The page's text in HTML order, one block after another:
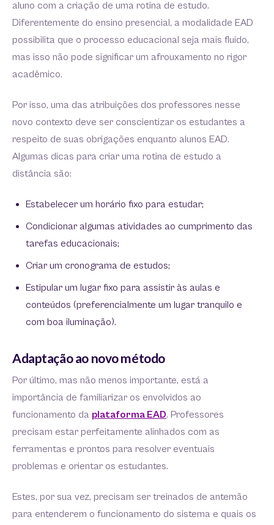
aluno com a criação de uma rotina de estudo.
Diferentemente do ensino presencial, a modalidade EAD
possibilita que o processo educacional seja mais fluido,
mas isso não pode significar um afrouxamento no rigor
acadêmico.
Por isso, uma das atribuições dos professores nesse
novo contexto deve ser conscientizar os estudantes a
respeito de suas obrigações enquanto alunos EAD.
Algumas dicas para criar uma rotina de estudo a
distância são:
Estabelecer um horário fixo para estudar;
Condicionar algumas atividades ao cumprimento das
tarefas educacionais;
Criar um cronograma de estudos;
Estipular um lugar fixo para assistir às aulas e
conteúdos (preferencialmente um lugar tranquilo e
com boa iluminação).
Adaptação ao novo método
Por último, mas não menos importante, está a
importância de familiarizar os envolvidos ao
funcionamento da plataforma EAD. Professores
precisam estar perfeitamente alinhados com as
ferramentas e prontos para resolver eventuais
problemas e orientar os estudantes.
Estes, por sua vez, precisam ser treinados de antemão
para entenderem o funcionamento do sistema e quais os